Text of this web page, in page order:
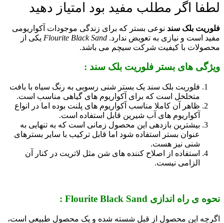
لطفا اگر مطلب مفید بود امتیاز دهید
فلوریت بلک سند نوعی بستر که برای زندگی موجودات آکواریومی
مفید است و نیازی به تعویض ندارد. Flourite Black Sand یکی از
محصولات با کیفیت شرکت سیچم می باشد.
ویژگی های بستر فلوریت بلک سند :
فلوریت بلک سند یک بستر شنی رسوبی به رنگ سیاه با بافت
متخلخل است که برای آکواریوم های گیاهی مناسب است.
ظاهر آن کاملا مناسب آکواریوم های پلنت بوده اما در انواع
آکواریوم های آب شیرین قابل استفاده است.
بیشترین بازدهی این محصول زمانی است که به تنهایی به
عنوان بستر استفاده شود اما قابل ترکیب با سایر بسترهای
شنی نیز هست.
استفاده از اصلاح کننده های شن مثل لاتریت در کنار آن
الزامی نیست.
نحوه ی راه اندازی Flourite Black Sand :
اگرچه این محصول از قبل شسته شده و یک محصول طبیعی است،